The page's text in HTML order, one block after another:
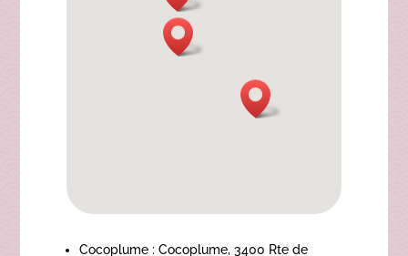
Cocoplume : Cocoplume, 3400 Rte de